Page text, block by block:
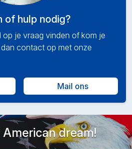
of hulp nodig?
je vraag vinden of kom je
contact op met onze
Mail ons
dream!